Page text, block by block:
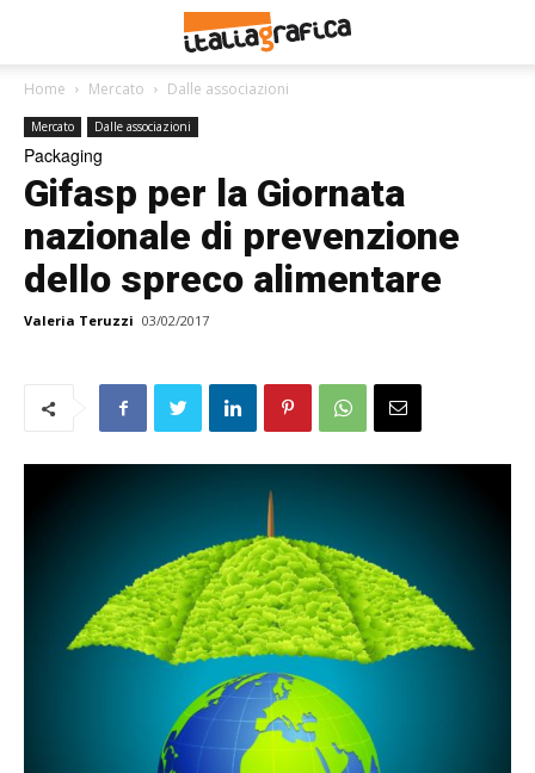
Home Mercato Dalle associazioni
Mercato Dalle associazioni
Packaging
Gifasp per la Giornata
nazionale di prevenzione
dello spreco alimentare
Valeria Teruzzi 03/02/2017